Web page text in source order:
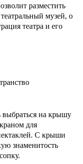
разместить
музей, о
театра и его
выбраться на крышу
для
С крыши
знаменитость